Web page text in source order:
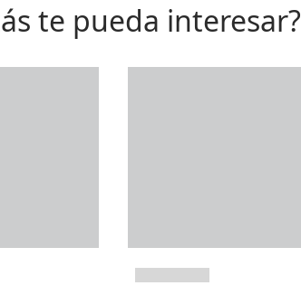
te pueda interesar?